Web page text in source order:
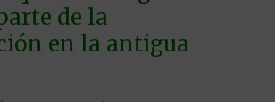
de la
en la antigua